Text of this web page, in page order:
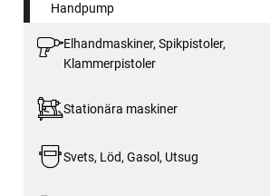
Handpump
Elhandmaskiner, Spikpistoler,
Klammerpistoler
Stationära maskiner
Svets, Löd, Gasol, Utsug